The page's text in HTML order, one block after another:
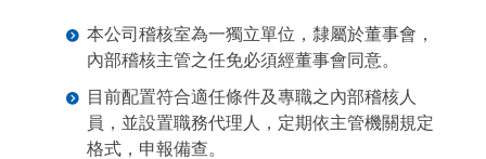
本公司稽核室為一獨立單位，隸屬於董事會，
內部稽核主管之任免必須經董事會同意。
目前配置符合適任條件及專職之內部稽核人
員，並設置職務代理人，定期依主管機關規定
格式，申報備查。